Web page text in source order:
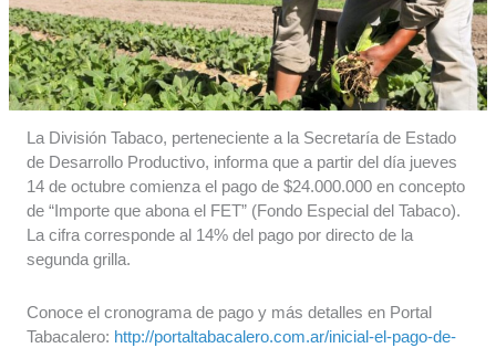
La División Tabaco, perteneciente a la Secretaría de Estado
de Desarrollo Productivo, informa que a partir del día jueves
14 de octubre comienza el pago de $24.000.000 en concepto
de “Importe que abona el FET” (Fondo Especial del Tabaco).
La cifra corresponde al 14% del pago por directo de la
segunda grilla.
Conoce el cronograma de pago y más detalles en Portal
Tabacalero: http://portaltabacalero.com.ar/inicial-el-pago-de-